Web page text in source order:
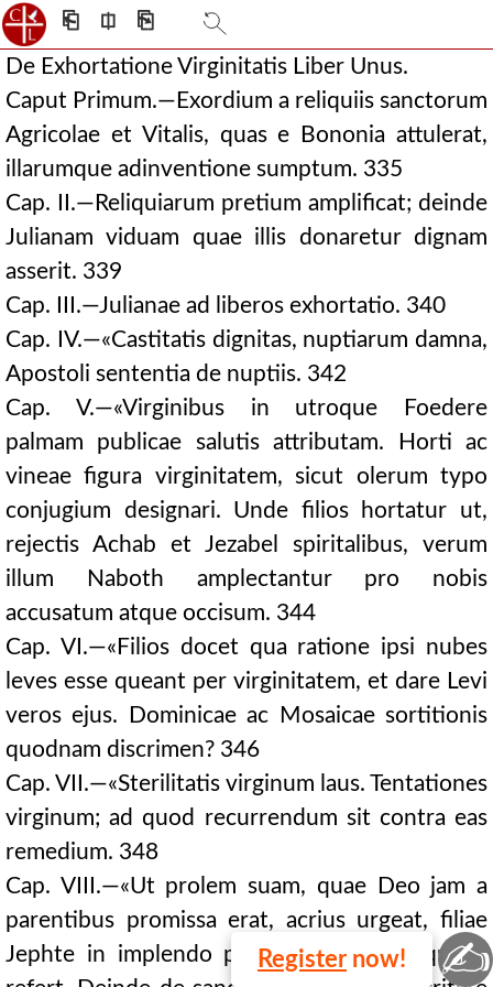
⎗ ⎅ ⎘
De Exhortatione Virginitatis Liber Unus.
Caput Primum.—Exordium a reliquiis sanctorum
Agricolae et Vitalis, quas e Bononia attulerat,
illarumque adinventione sumptum. 335
Cap. II.—Reliquiarum pretium amplificat; deinde
Julianam viduam quae illis donaretur dignam
asserit. 339
Cap. III.—Julianae ad liberos exhortatio. 340
Cap. IV.—«Castitatis dignitas, nuptiarum damna,
Apostoli sententia de nuptiis. 342
Cap. V.—«Virginibus in utroque Foedere
palmam publicae salutis attributam. Horti ac
vineae figura virginitatem, sicut olerum typo
conjugium designari. Unde filios hortatur ut,
rejectis Achab et Jezabel spiritalibus, verum
illum Naboth amplectantur pro nobis
accusatum atque occisum. 344
Cap. VI.—«Filios docet qua ratione ipsi nubes
leves esse queant per virginitatem, et dare Levi
veros ejus. Dominicae ac Mosaicae sortitionis
quodnam discrimen? 346
Cap. VII.—«Sterilitatis virginum laus. Tentationes
virginum; ad quod recurrendum sit contra eas
remedium. 348
Cap. VIII.—«Ut prolem suam, quae Deo jam a
parentibus promissa erat, acrius urgeat, filiae
Jephte in implendo paterno voto obsequium
Register now! ✍